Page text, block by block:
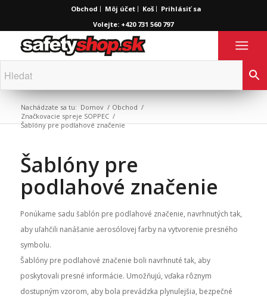
Obchod Môj účet Koš
Prihlásiť sa
Volejte: +420 731 560 797
Nachádzate sa tu: Domov / Obchod /
Značkovacie spreje SOPPEC /
Šablóny pre podlahové značenie
Šablóny pre
podlahové značenie
Ponúkame sadu šablón pre podlahové značenie, navrhnutých tak,
aby uľahčili nanášanie aerosólovej farby na vytvorenie presného
symbolu.
Šablóny pre podlahové značenie boli navrhnuté tak, aby
poskytovali presné informácie. Umožňujú, vďaka rôznym
dostupným vzorom, aby bola prevádzka plynulejšia, bezpečné